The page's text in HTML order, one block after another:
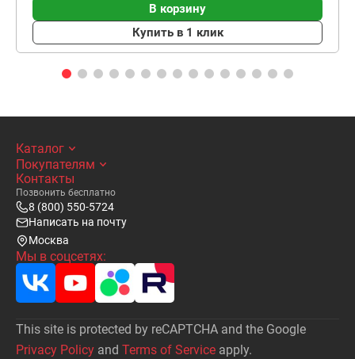
В корзину
Купить в 1 клик
Каталог
Покупателям
Контакты
Позвонить бесплатно
8 (800) 550-5724
Написать на почту
Москва
Мы в соцсетях:
This site is protected by reCAPTCHA and the Google
Privacy Policy and Terms of Service apply.